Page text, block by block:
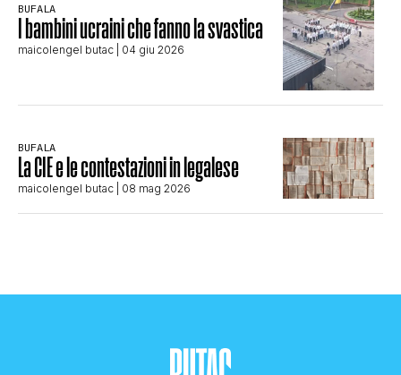
BUFALA
I bambini ucraini che fanno la svastica
maicolengel butac | 04 giu 2026
BUFALA
La CIE e le contestazioni in legalese
maicolengel butac | 08 mag 2026